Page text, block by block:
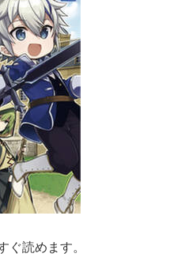
ぐ読めます。